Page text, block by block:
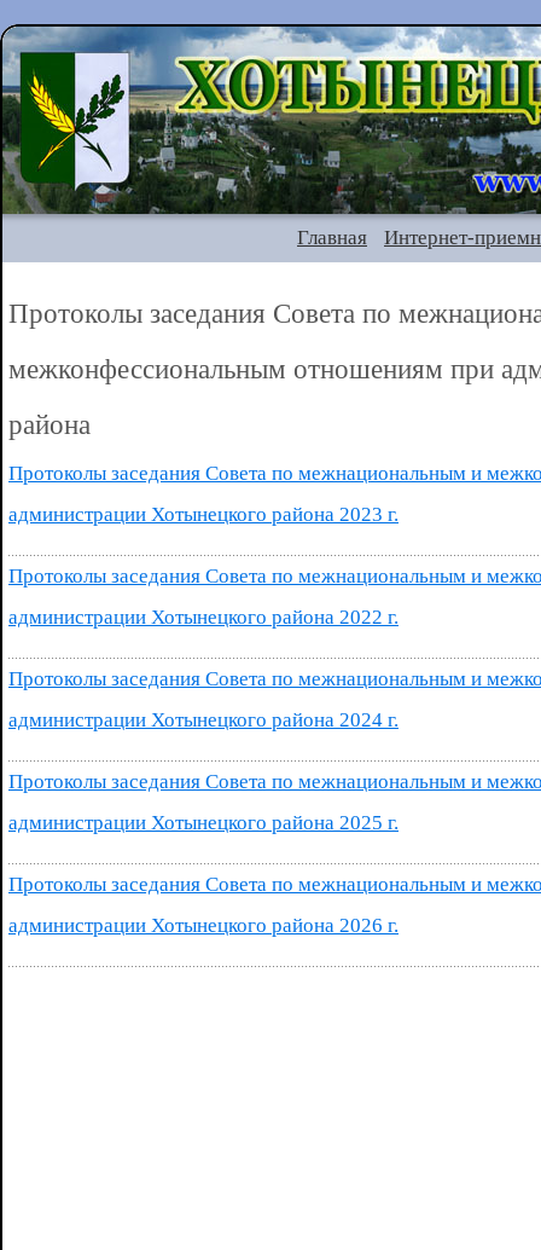
Главная Интернет-
Протоколы заседания Совета по
межконфессиональным отношениям при
района
Протоколы заседания Совета по межнациональным и
администрации Хотынецкого района 2023 г.
Протоколы заседания Совета по межнациональным и
администрации Хотынецкого района 2022 г.
Протоколы заседания Совета по межнациональным и
администрации Хотынецкого района 2024 г.
Протоколы заседания Совета по межнациональным и
администрации Хотынецкого района 2025 г.
Протоколы заседания Совета по межнациональным и
администрации Хотынецкого района 2026 г.